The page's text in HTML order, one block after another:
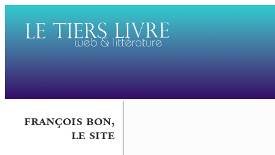
françois bon,
le site